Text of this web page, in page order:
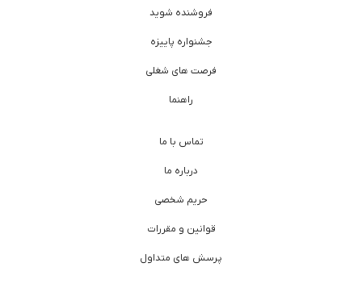
فروشنده شوید
جشنواره پاییزه
فرصت های شغلی
راهنما
تماس با ما
درباره ما
حریم شخصی
قوانین و مقررات
پرسش های متداول